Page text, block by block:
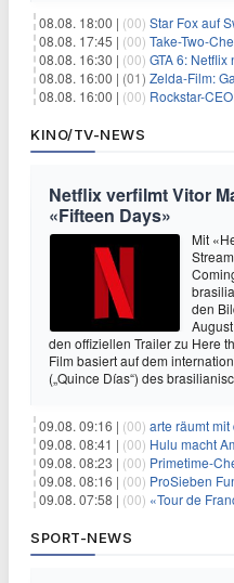
08.08. 18:00 | (00) Star Fox auf
08.08. 17:45 | (00) Take-Two-Chef
08.08. 16:30 | (00) GTA 6: Netflix nennt
08.08. 16:00 | (01) Zelda-Film:
08.08. 16:00 | (00) Rockstar-CEO:
KINO/TV-NEWS
Netflix verfilmt Vitor
«Fifteen Days»
Mit
den
den offiziellen Trailer zu Here
Film basiert auf dem
(„Quince Días“) des
09.08. 09:16 | (00) arte räumt
09.08. 08:41 | (00) Hulu macht
09.08. 08:23 | (00) Primetime-
09.08. 08:16 | (00) ProSieben
09.08. 07:58 | (00) «Tour de
SPORT-NEWS